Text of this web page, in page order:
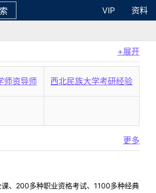
VIP
资料
+展开
师资导师 西北民族大学考研经验
更多
、200多种职业资格考试、1100多种经典